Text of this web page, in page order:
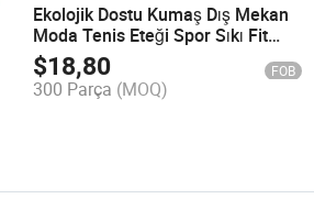
Ekolojik Dostu Kumaş Dış Mekan
Moda Tenis Eteği Spor Sıkı Fit
Yoga Şortları
$18,80 FOB
300 Parça (MOQ)